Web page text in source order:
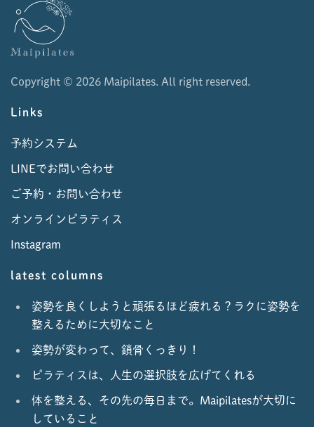
Copyright © 2026 Maipilates. All right reserved.
Links
予約システム
LINEでお問い合わせ
ご予約・お問い合わせ
オンラインピラティス
Instagram
latest columns
姿勢を良くしようと頑張るほど疲れる？ラクに姿勢を
整えるために大切なこと
姿勢が変わって、鎖骨くっきり！
ピラティスは、人生の選択肢を広げてくれる
体を整える、その先の毎日まで。Maipilatesが大切に
していること